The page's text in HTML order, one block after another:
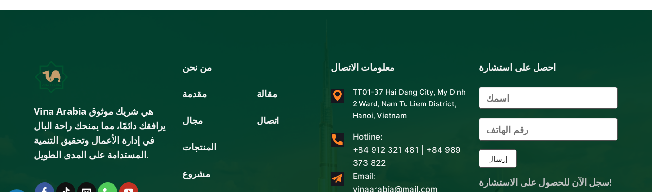
Vina Arabia
يرافقك دائمًا، مما يمنحك راحة البال
في إدارة الأعمال وتحقيق التنمية
المستدامة على المدى الطويل.
من نحن
مقدمة
مجال
المنتجات
مشروع
مقالة
اتصال
معلومات الاتصال
TT01-37 Hai Dang City, My Dinh
2 Ward, Nam Tu Liem District,
Hanoi, Vietnam
Hotline:
+84 912 321 481 | +84 989
373 822
Email:
vinaarabia@mail.com
احصل على استشارة
سجل الآن للحصول على الاستشارة!